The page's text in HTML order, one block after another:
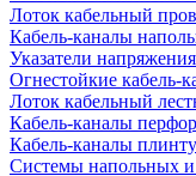
Лоток кабельный
Кабель-каналы
Указатели
Огнестойкие кабель-
Лоток кабельный
Кабель-каналы
Кабель-каналы
Системы напольных